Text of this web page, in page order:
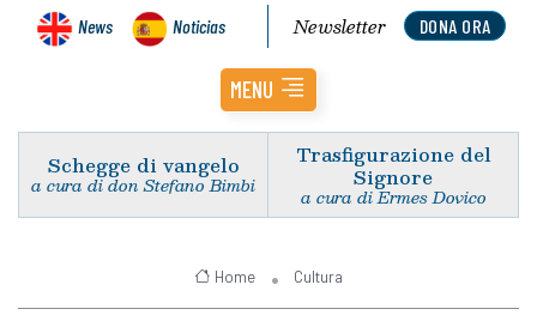
News Noticias DONA ORA
Newsletter
MENU
Schegge di vangelo
a cura di don Stefano Bimbi
Trasfigurazione del
Signore
a cura di Ermes Dovico
Home Cultura